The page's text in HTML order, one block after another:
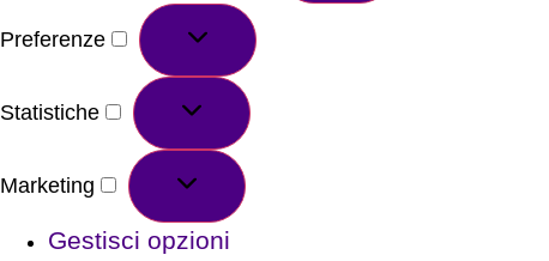
Preferenze
Statistiche
Marketing
Gestisci opzioni